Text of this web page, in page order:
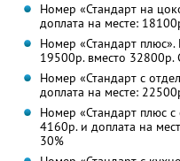
Номер «Стандарт на
доплата на месте:
Номер «Стандарт
19500р. вместо 32800р.
Номер «Стандарт с
доплата на месте:
Номер «Стандарт плюс
4160р. и доплата на
30%